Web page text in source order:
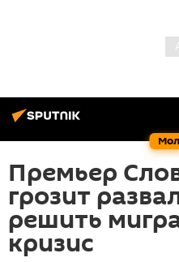
Премьер
грозит
решить
кризис